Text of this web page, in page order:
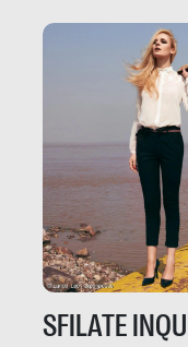
trae un guadagno.
quale e come.
SFILATE